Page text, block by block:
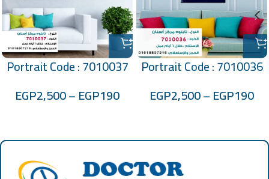
Portrait Code : 7010036
EGP190
–
EGP2,500
Portrait Code : 7010037
EGP190
–
EGP2,500